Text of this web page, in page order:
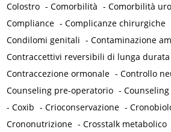
Colostro -Comorbilità -Comorbilità
Compliance -Complicanze chirurgiche
Condilomi genitali -Contaminazione
Contraccettivi reversibili di lunga durata
Contraccezione ormonale -Controllo
Counseling pre-operatorio -
-Coxib -Crioconservazione -
Crononutrizione -Crosstalk metabolico